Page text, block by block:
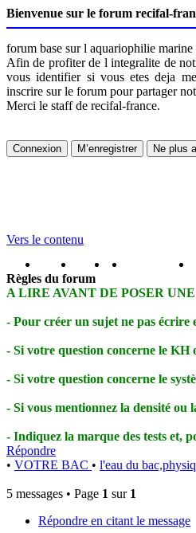
Bienvenue sur le forum recifal-
forum base sur l aquariophilie marine
Afin de profiter de l integralite de
vous identifier si vous etes deja
inscrire sur le forum pour partager
Merci le staff de recifal-france.
Vers le contenu
portail
forum faq m'enregister
Règles du forum
A LIRE AVANT DE POSER
- Pour créer un sujet ne pas écrire
- Si votre question concerne le KH
- Si votre question concerne le
- Si vous mentionnez la densité
- Indiquez la marque des tests et,
Répondre
• VOTRE BAC • l'eau du
5 messages • Page 1 sur 1
Répondre en citant le message